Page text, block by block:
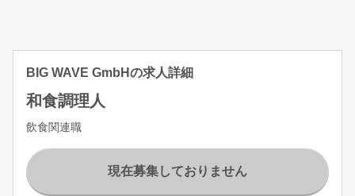
BIG WAVE GmbHの求人詳細
和食調理人
飲食関連職
現在募集しておりません